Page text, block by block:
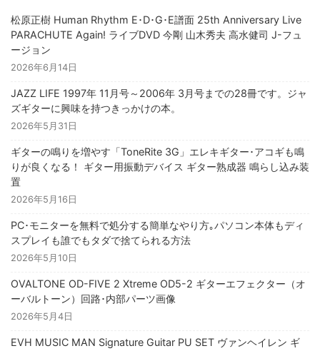
松原正樹 Human Rhythm E･D･G･E譜面 25th Anniversary Live
PARACHUTE Again! ライブDVD 今剛 山木秀夫 高水健司 J-フュ
ージョン
2026年6月14日
JAZZ LIFE 1997年 11月号～2006年 3月号までの28冊です。ジャ
ズギターに興味を持つきっかけの本。
2026年5月31日
ギターの鳴りを増やす「ToneRite 3G」エレキギター･アコギも鳴
りが良くなる！ ギター用振動デバイス ギター熟成器 鳴らし込み装
置
2026年5月16日
PC･モニターを無料で処分する簡単なやり方｡パソコン本体もディ
スプレイも誰でもタダで捨てられる方法
2026年5月10日
OVALTONE OD-FIVE 2 Xtreme OD5-2 ギターエフェクター（オ
ーバルトーン）回路･内部パーツ画像
2026年5月4日
EVH MUSIC MAN Signature Guitar PU SET ヴァンヘイレン ギ